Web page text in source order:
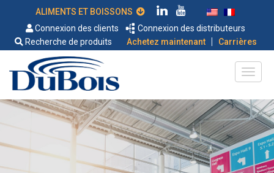
Connexion des clients
Connexion des distributeurs
Recherche de produits
Achetez maintenant | Carrières